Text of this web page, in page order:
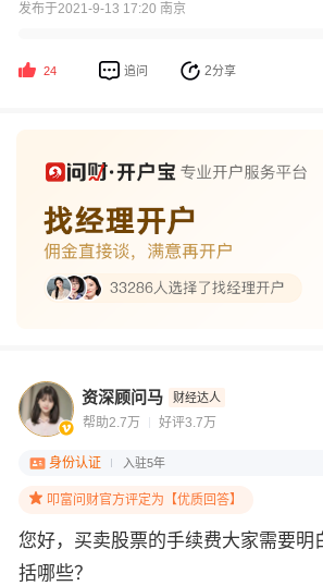
发布于2021-9-13 17:20 南京
24 追问 2分享
资深顾问马 财经达人
帮助2.7万 好评3.7万
身份认证 入驻5年
叩富问财官方评定为【优质回答】
您好，买卖股票的手续费大家需要明
括哪些？